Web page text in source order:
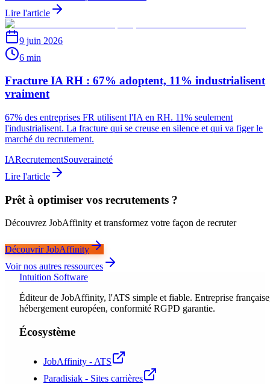
Lire l'article
9 juin 2026
6 min
Fracture IA RH : 67% adoptent, 11% industrialisent
vraiment
67% des entreprises FR utilisent l'IA en RH. 11% seulement
l'industrialisent. La fracture qui se creuse en silence et qui va figer le
marché du recrutement.
IARecrutementSouveraineté
Lire l'article
Prêt à optimiser vos recrutements ?
Découvrez JobAffinity et transformez votre façon de recruter
Découvrir JobAffinity
Voir nos autres ressources
Intuition Software
Éditeur de JobAffinity, l'ATS simple et fiable. Entreprise
hébergement européen, conformité RGPD garantie.
Écosystème
JobAffinity - ATS
Paradisiak - Sites carrières